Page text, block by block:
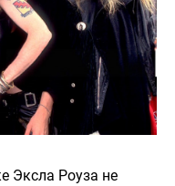
Эксла Роуза не